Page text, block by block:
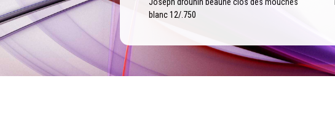
Joseph drouhin beaune clos des mouches
blanc 12/.750